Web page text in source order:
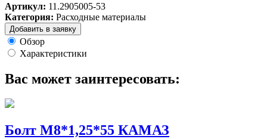
Артикул: 11.2905005-53
Категория: Расходные материалы
Добавить в заявку
Обзор
Характеристики
Вас может заинтересовать:
Болт М8*1,25*55 КАМАЗ